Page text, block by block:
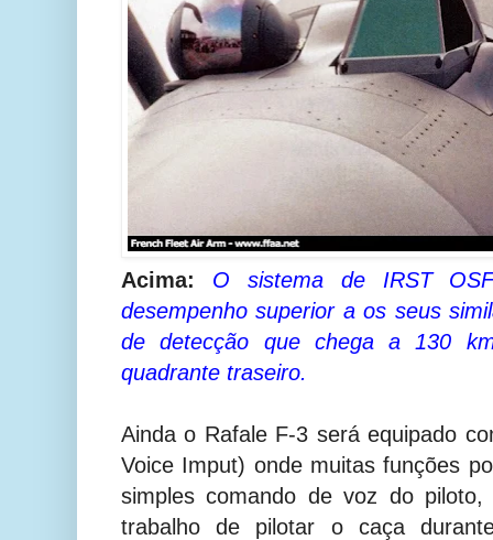
Acima:
O sistema de IRST
desempenho superior a os seus
de detecção que chega a 130
quadrante traseiro.
Ainda o Rafale F-3 será equipado
Voice Imput) onde muitas funções
simples comando de voz do
trabalho de pilotar o caça